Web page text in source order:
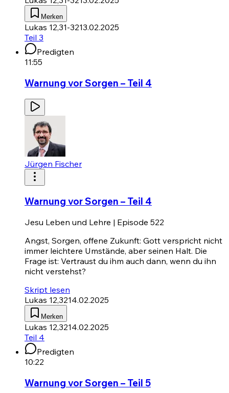
Merken
Lukas 12,31-3213.02.2025
Teil 3
Predigten
11:55
Warnung vor Sorgen – Teil 4
Jürgen Fischer
Warnung vor Sorgen – Teil 4
Jesu Leben und Lehre | Episode 522
Angst, Sorgen, offene Zukunft: Gott verspricht nicht
immer leichtere Umstände, aber seinen Halt. Die
Frage ist: Vertraust du ihm auch dann, wenn du ihn
nicht verstehst?
Skript lesen
Lukas 12,3214.02.2025
Merken
Lukas 12,3214.02.2025
Teil 4
Predigten
10:22
Warnung vor Sorgen – Teil 5